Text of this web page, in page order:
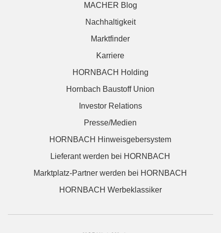
MACHER Blog
Nachhaltigkeit
Marktfinder
Karriere
HORNBACH Holding
Hornbach Baustoff Union
Investor Relations
Presse/Medien
HORNBACH Hinweisgebersystem
Lieferant werden bei HORNBACH
Marktplatz-Partner werden bei HORNBACH
HORNBACH Werbeklassiker